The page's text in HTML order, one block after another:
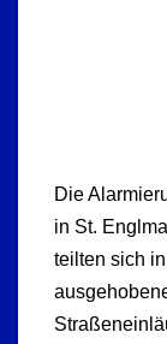
Die
in St.
teilten sich